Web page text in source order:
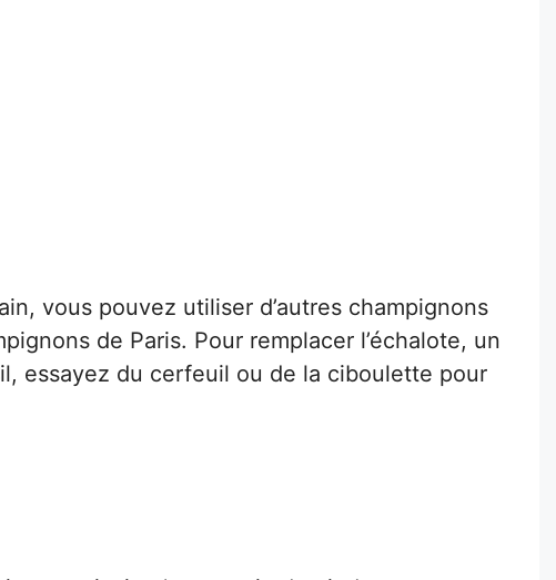
vous pouvez utiliser d’autres champignons
de Paris. Pour remplacer l’échalote, un
essayez du cerfeuil ou de la ciboulette pour